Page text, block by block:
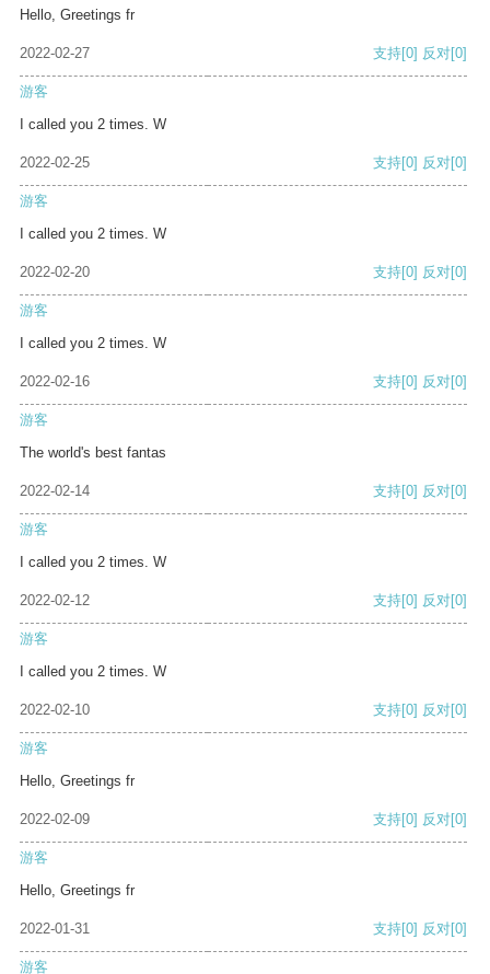
Hello, Greetings fr
2022-02-27 支持[0] 反对[0]
游客
I called you 2 times. W
2022-02-25 支持[0] 反对[0]
游客
I called you 2 times. W
2022-02-20 支持[0] 反对[0]
游客
I called you 2 times. W
2022-02-16 支持[0] 反对[0]
游客
The world's best fantas
2022-02-14 支持[0] 反对[0]
游客
I called you 2 times. W
2022-02-12 支持[0] 反对[0]
游客
I called you 2 times. W
2022-02-10 支持[0] 反对[0]
游客
Hello, Greetings fr
2022-02-09 支持[0] 反对[0]
游客
Hello, Greetings fr
2022-01-31 支持[0] 反对[0]
游客